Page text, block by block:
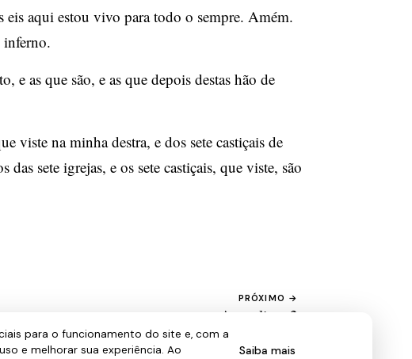
aqui estou vivo para todo o sempre. Amém.
inferno.
e as que são, e as que depois destas hão de
viste na minha destra, e dos sete castiçais de
das sete igrejas, e os sete castiçais, que viste, são
PRÓXIMO →
Apocalipse 2
para o funcionamento do site e, com a
e melhorar sua experiência. Ao
Saiba mais